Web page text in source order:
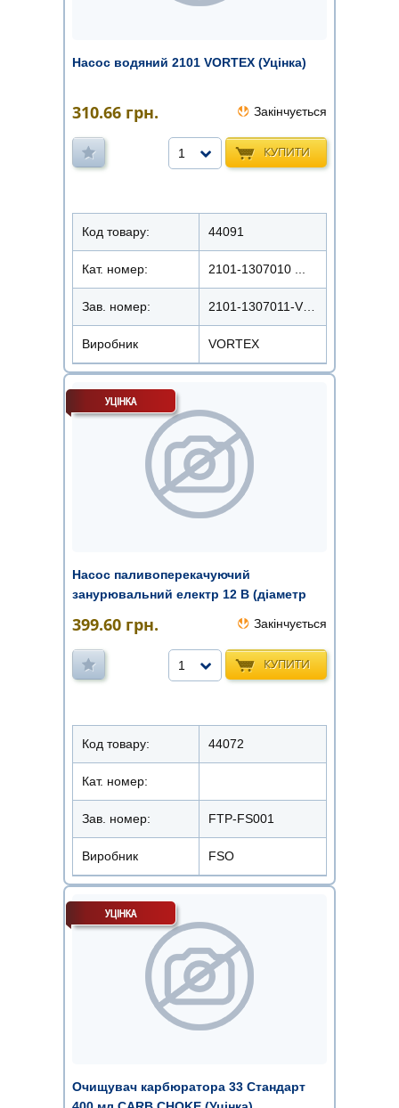
Насос водяний 2101 VORTEX (Уцінка)
310.66 грн. Закінчується
КУПИТИ
1
Код товару: 44091
Кат. номер: 2101-1307010 ...
Зав. номер: 2101-1307011-VX/2101-1307010-VX
Виробник VORTEX
Насос паливоперекачуючий
занурювальний електр 12 В (діаметр
399.60 грн. Закінчується
КУПИТИ
1
Код товару: 44072
Кат. номер:
Зав. номер: FTP-FS001
Виробник FSO
Очищувач карбюратора 33 Стандарт